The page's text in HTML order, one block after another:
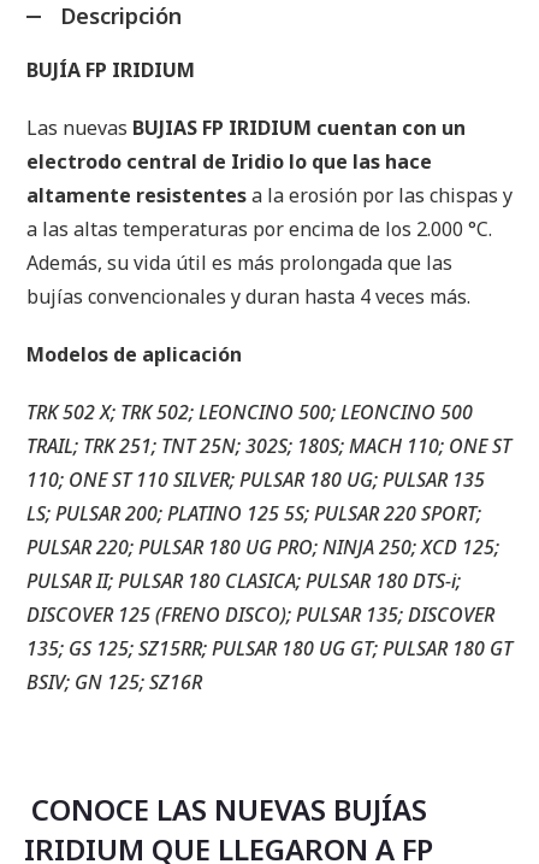
Descripción
BUJÍA FP IRIDIUM
Las nuevas BUJIAS FP IRIDIUM cuentan con un
electrodo central de Iridio lo que las hace
altamente resistentesa la erosión por las chispas y
a las altas temperaturas por encima de los 2.000 °C.
Además, su vida útil es más prolongada que las
bujías convencionales y duran hasta 4 veces más.
Modelos de aplicación
TRK 502 X; TRK 502; LEONCINO 500; LEONCINO 500
TRAIL; TRK 251; TNT 25N; 302S; 180S; MACH 110; ONE ST
110; ONE ST 110 SILVER; PULSAR 180 UG; PULSAR 135
LS; PULSAR 200; PLATINO 125 5S; PULSAR 220 SPORT;
PULSAR 220; PULSAR 180 UG PRO; NINJA 250; XCD 125;
PULSAR II; PULSAR 180 CLASICA; PULSAR 180 DTS-i;
DISCOVER 125 (FRENO DISCO); PULSAR 135; DISCOVER
135; GS 125; SZ15RR; PULSAR 180 UG GT; PULSAR 180 GT
BSIV; GN 125; SZ16R
CONOCE LAS NUEVAS BUJÍAS
IRIDIUM QUE LLEGARON A FP